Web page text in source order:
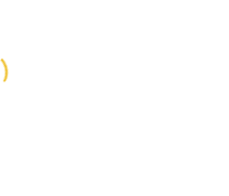
بأسلوب قطع